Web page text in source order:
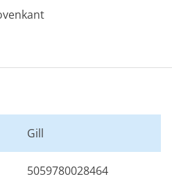
Gill
5059780028464